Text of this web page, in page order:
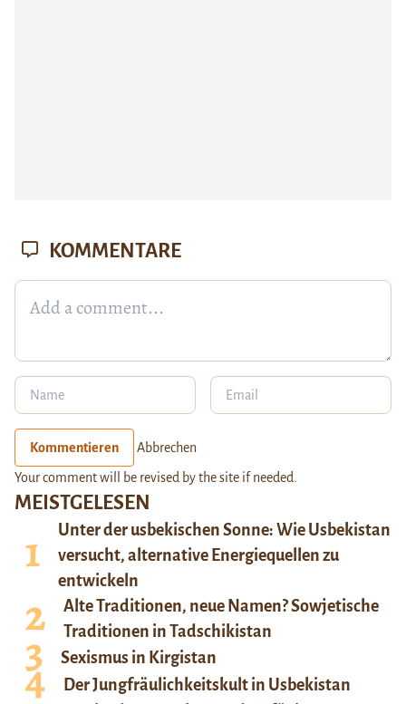
MEISTGELESEN
Unter der usbekischen Sonne: Wie Usbekistan
versucht, alternative Energiequellen zu
entwickeln
Alte Traditionen, neue Namen? Sowjetische
Traditionen in Tadschikistan
Sexismus in Kirgistan
Der Jungfräulichkeitskult in Usbekistan
KOMMENTARE
Kommentieren Abbrechen
Your comment will be revised by the site if needed.